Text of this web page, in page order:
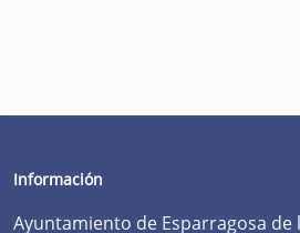
Información
Ayuntamiento de Esparragosa de